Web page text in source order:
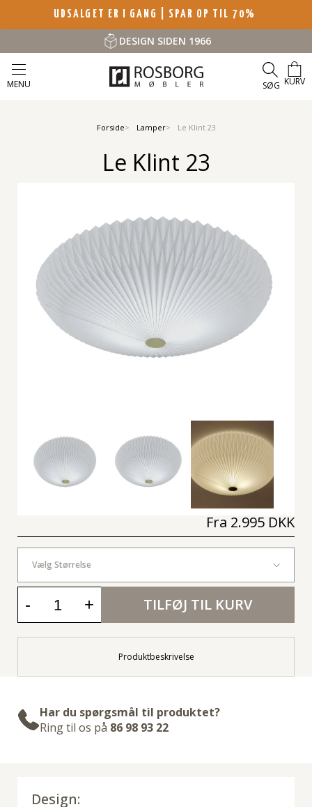
UDSALGET ER I GANG | SPAR OP TIL 70%
DESIGN SIDEN 1966
MENU SØG KURV
Forside Lamper Le Klint 23
Le Klint 23
Fra 2.995 DKK
Vælg Størrelse
- + TILFØJ TIL KURV
Produktbeskrivelse
Har du spørgsmål til produktet?
Ring til os på 86 98 93 22
Design: